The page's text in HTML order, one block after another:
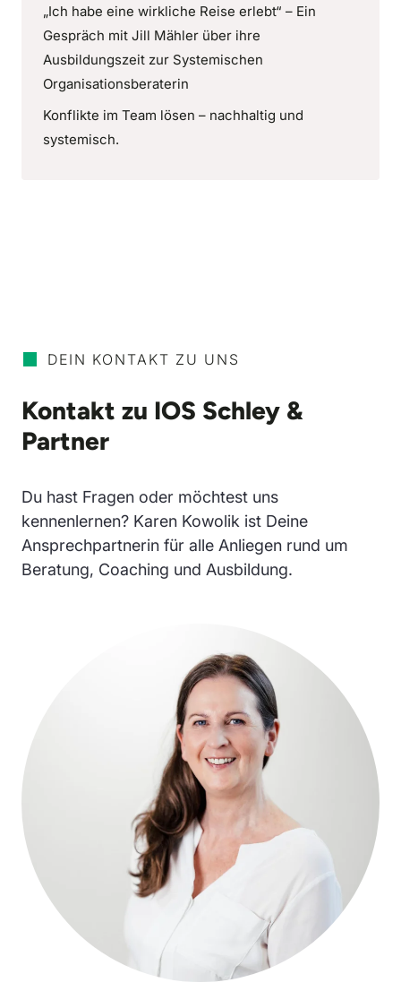
„Ich habe eine wirkliche Reise erlebt“ – Ein
Gespräch mit Jill Mähler über ihre
Ausbildungszeit zur Systemischen
Organisationsberaterin
Konflikte im Team lösen – nachhaltig und
systemisch.
DEIN KONTAKT ZU UNS
Kontakt zu IOS Schley &
Partner
Du hast Fragen oder möchtest uns
kennenlernen? Karen Kowolik ist Deine
Ansprechpartnerin für alle Anliegen rund um
Beratung, Coaching und Ausbildung.